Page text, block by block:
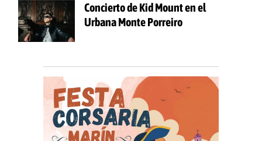
Concierto de Kid Mount en el
Urbana Monte Porreiro